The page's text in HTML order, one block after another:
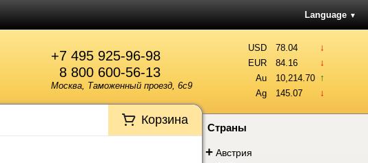
Language ▼
+7 495 925-96-98
8 800 600-56-13
Москва, Таможенный проезд, 6с9
USD 78.04 ↓
EUR 84.16 ↓
Au 10,214.70 ↑
Ag 145.07 ↓
Корзина
Страны
+ Австрия